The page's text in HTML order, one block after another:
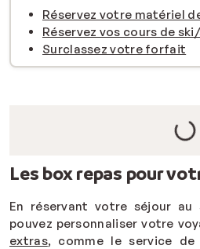
* Les menus sont non
Réservez votre matériel
Réservez vos cours de
Surclassez votre forfait
Les box repas pour
En réservant votre séjour au
pouvez personnaliser votre
extras, comme le service de